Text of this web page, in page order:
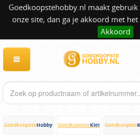
Goedkoopstehobby.nl maakt gebruik
onze site, dan ga je akkoord met
Akkoord
GoedkoopsteHobby GoedkoopsteKlei Goedkoopste